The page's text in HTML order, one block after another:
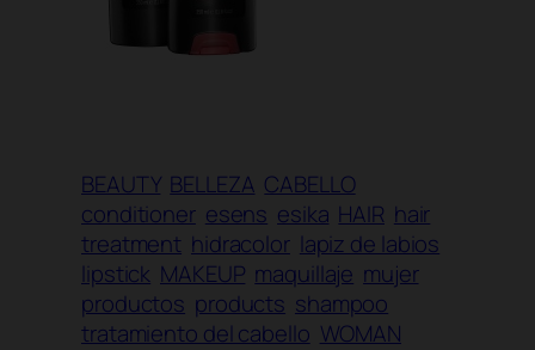
BEAUTY BELLEZA CABELLO
conditioner esens esika HAIR hair
treatment hidracolor lapiz de labios
lipstick MAKEUP maquillaje mujer
productos products shampoo
tratamiento del cabello WOMAN